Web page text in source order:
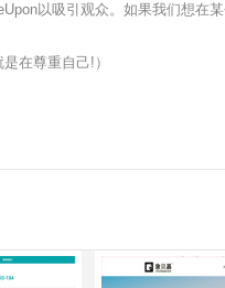
以吸引观众。如果我们想
在尊重自己!）